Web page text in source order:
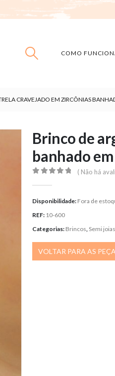
COMO
CRAVEJADO EM ZIRCÔNIAS
Brinco de
banhado
( Não há
Disponibilidade: Fora de
REF: 10-600
Categorias: Brincos ,Semi joias
VOLTAR PARA AS